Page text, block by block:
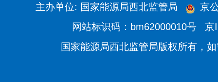
主办单位: 国家能源局西北监管局
京
网站标识码：bm62000010号
京
国家能源局西北监管局版权所有，